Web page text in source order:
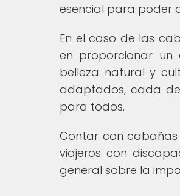
esencial para poder
En el caso de las
en proporcionar
belleza natural y
adaptados, cada
para todos.
Contar con cabañas
viajeros con
general sobre la